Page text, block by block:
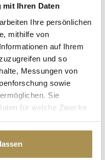
Ihren Daten
Ihre persönlichen
mithilfe von
auf Ihrem
und so
Messungen von
sowie
Sie
für welche Zwecke
auf das Privacy